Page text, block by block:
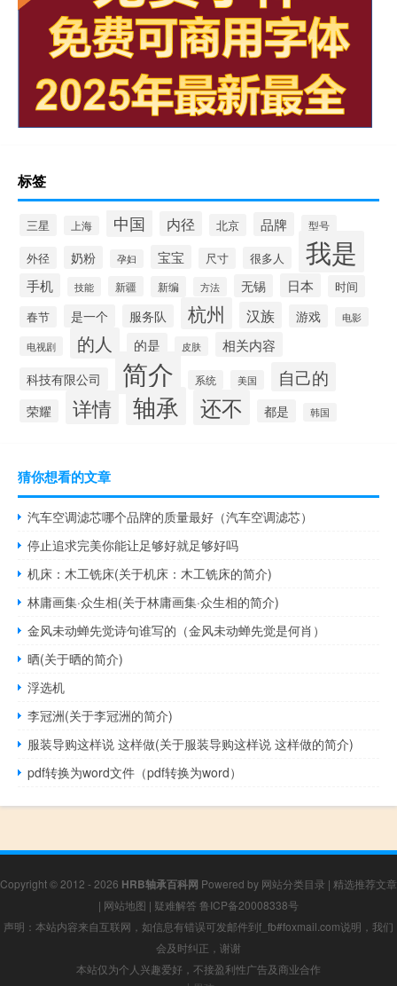
标签
三星 上海 中国 内径 北京 品牌 型号
外径 奶粉 孕妇 宝宝 尺寸 很多人 我是
手机 技能 新疆 新编 方法 无锡 日本 时间
春节 是一个 服务队 杭州 汉族 游戏 电影
电视剧 的人 的是 皮肤 相关内容
科技有限公司 简介 系统 美国 自己的
荣耀 详情 轴承 还不 都是 韩国
猜你想看的文章
汽车空调滤芯哪个品牌的质量最好（汽车空调滤芯）
停止追求完美你能让足够好就足够好吗
机床：木工铣床(关于机床：木工铣床的简介)
林庸画集·众生相(关于林庸画集·众生相的简介)
金风未动蝉先觉诗句谁写的（金风未动蝉先觉是何肖）
晒(关于晒的简介)
浮选机
李冠洲(关于李冠洲的简介)
服装导购这样说 这样做(关于服装导购这样说 这样做的简介)
pdf转换为word文件（pdf转换为word）
Copyright © 2012 - 2026 HRB轴承百科网 Powered by 网站分类目录 | 精选推荐文章
| 网站地图 | 疑难解答 鲁ICP备20008338号
声明：本站内容来自互联网，如信息有错误可发邮件到f_fb#foxmail.com说明，我们
会及时纠正，谢谢
本站仅为个人兴趣爱好，不接盈利性广告及商业合作